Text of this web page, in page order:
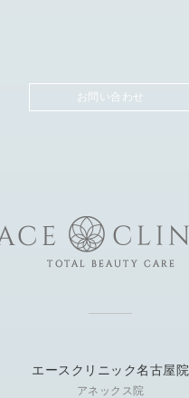
お問い合わせ
エースクリニック名古屋院
アネックス院